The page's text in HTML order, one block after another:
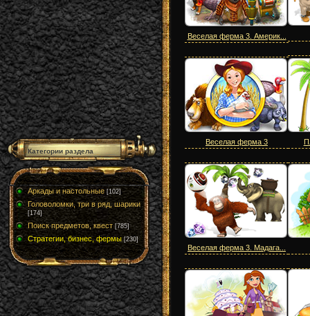
Категории раздела
Аркады и настольные [102]
Головоломки, три в ряд, шарики
[174]
Поиск предметов, квест [785]
Стратегии, бизнес, фермы [230]
Веселая ферма 3. Америк...
Веселая ферма 3
Веселая ферма 3. Мадага...